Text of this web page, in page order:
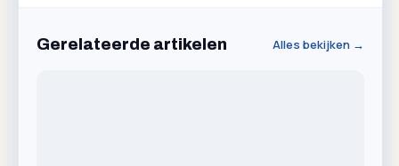
Gerelateerde artikelen Alles bekijken →